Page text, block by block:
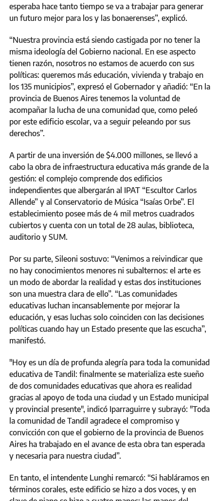
esperaba hace tanto tiempo se va a trabajar para generar
un futuro mejor para los y las bonaerenses”, explicó.
“Nuestra provincia está siendo castigada por no tener la
misma ideología del Gobierno nacional. En ese aspecto
tienen razón, nosotros no estamos de acuerdo con sus
políticas: queremos más educación, vivienda y trabajo en
los 135 municipios”, expresó el Gobernador y añadió: “En la
provincia de Buenos Aires tenemos la voluntad de
acompañar la lucha de una comunidad que, como peleó
por este edificio escolar, va a seguir peleando por sus
derechos”.
A partir de una inversión de $4.000 millones, se llevó a
cabo la obra de infraestructura educativa más grande de la
gestión: el complejo comprende dos edificios
independientes que albergarán al IPAT “Escultor Carlos
Allende” y al Conservatorio de Música “Isaías Orbe”. El
establecimiento posee más de 4 mil metros cuadrados
cubiertos y cuenta con un total de 28 aulas, biblioteca,
auditorio y SUM.
Por su parte, Sileoni sostuvo: “Venimos a reivindicar que
no hay conocimientos menores ni subalternos: el arte es
un modo de abordar la realidad y estas dos instituciones
son una muestra clara de ello”. “Las comunidades
educativas luchan incansablemente por mejorar la
educación, y esas luchas solo coinciden con las decisiones
políticas cuando hay un Estado presente que las escucha”,
manifestó.
"Hoy es un día de profunda alegría para toda la comunidad
educativa de Tandil: finalmente se materializa este sueño
de dos comunidades educativas que ahora es realidad
gracias al apoyo de toda una ciudad y un Estado municipal
y provincial presente", indicó Iparraguirre y subrayó: "Toda
la comunidad de Tandil agradece el compromiso y
convicción con que el gobierno de la provincia de Buenos
Aires ha trabajado en el avance de esta obra tan esperada
y necesaria para nuestra ciudad”.
En tanto, el intendente Lunghi remarcó: “Si habláramos en
términos corales, este edificio se hizo a dos voces, y en